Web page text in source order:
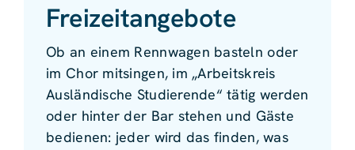
Freizeitangebote
Ob an einem Rennwagen basteln oder
im Chor mitsingen, im „Arbeitskreis
Ausländische Studierende“ tätig werden
oder hinter der Bar stehen und Gäste
bedienen: jeder wird das finden, was